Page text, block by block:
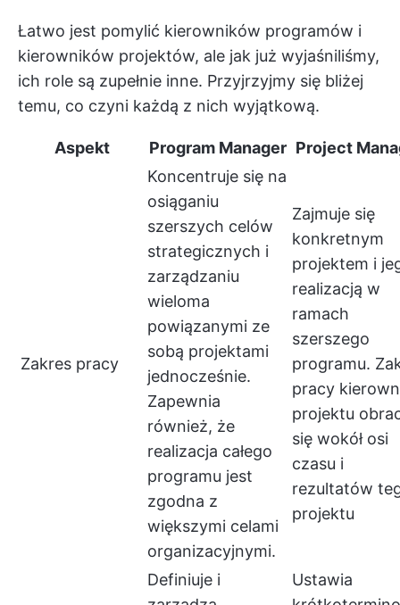
Łatwo jest pomylić kierowników programów i
kierowników projektów, ale jak już wyjaśniliśmy,
ich role są zupełnie inne. Przyjrzyjmy się bliżej
temu, co czyni każdą z nich wyjątkową.
Aspekt Program Manager Project
Zakres pracy
Koncentruje się na
osiąganiu
szerszych celów
strategicznych i
zarządzaniu
wieloma
powiązanymi ze
sobą projektami
jednocześnie.
Zapewnia
również, że
realizacja całego
programu jest
zgodna z
większymi celami
organizacyjnymi.
Zajmuje się
konkretnym
projektem i
realizacją w
ramach
szerszego
programu.
pracy
projektu
się wokół osi
czasu i
rezultatów
projektu
Definiuje i
Ustawia